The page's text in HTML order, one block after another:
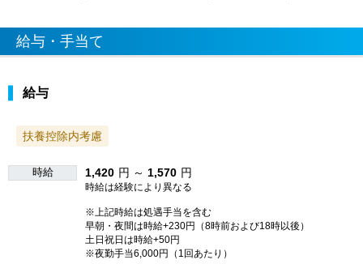
給与・手当て
給与
扶養控除内考慮
時給 1,420 円 ～ 1,570 円
時給は経験により異なる
※上記時給は処遇手当を含む
早朝・夜間は時給+230円（8時前および18時以後）
土日祝日は時給+50円
※夜勤手当6,000円（1回あたり）